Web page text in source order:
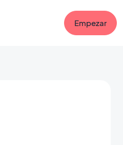
Empezar